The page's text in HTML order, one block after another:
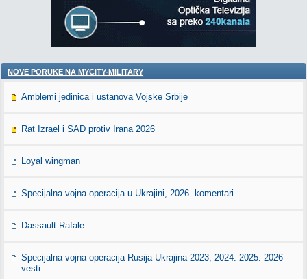
NOVE PORUKE NA MYCITY-MILITARY
Amblemi jedinica i ustanova Vojske Srbije
Rat Izrael i SAD protiv Irana 2026
Loyal wingman
Specijalna vojna operacija u Ukrajini, 2026. komentari
Dassault Rafale
Specijalna vojna operacija Rusija-Ukrajina 2023, 2024. 2025. 2026 -
vesti